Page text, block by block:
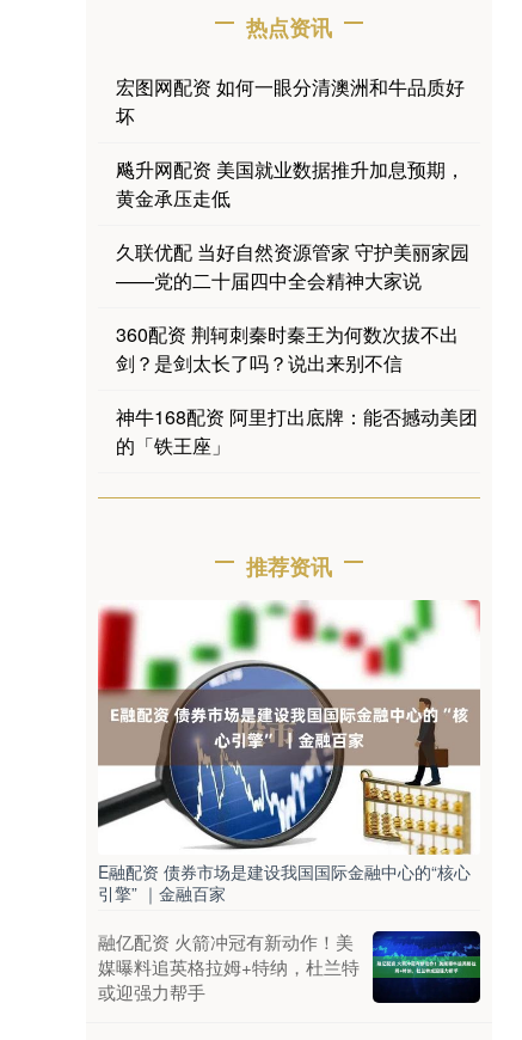
热点资讯
宏图网配资 如何一眼分清澳洲和牛品质好
坏
飚升网配资 美国就业数据推升加息预期，
黄金承压走低
久联优配 当好自然资源管家 守护美丽家园
——党的二十届四中全会精神大家说
360配资 荆轲刺秦时秦王为何数次拔不出
剑？是剑太长了吗？说出来别不信
神牛168配资 阿里打出底牌：能否撼动美团
的「铁王座」
推荐资讯
E融配资 债券市场是建设我国国际金融中心的“核心
引擎” ｜金融百家
融亿配资 火箭冲冠有新动作！美
媒曝料追英格拉姆+特纳，杜兰特
或迎强力帮手